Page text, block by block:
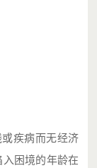
疾病而无经济
困境的年龄在